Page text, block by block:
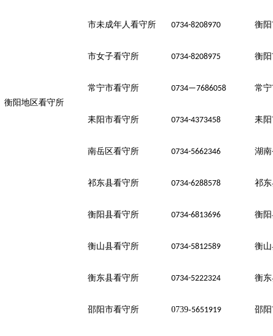
衡阳地区看守所
市未成年人看守所 0734-8208970 衡
市女子看守所 0734-8208975 衡
常宁市看守所 0734—7686058 常
耒阳市看守所 0734-4373458 耒
南岳区看守所 0734-5662346 湖
祁东县看守所 0734-6288578 祁
衡阳县看守所 0734-6813696 衡
衡山县看守所 0734-5812589 衡
衡东县看守所 0734-5222324 衡
邵阳市看守所 0739-5651919 邵